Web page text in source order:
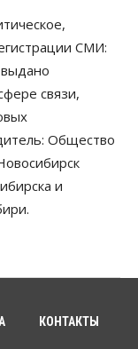
выписал
в
месяц
считает
атак на WB
СМИ:
связи,
Общество
и
КОНТАКТЫ